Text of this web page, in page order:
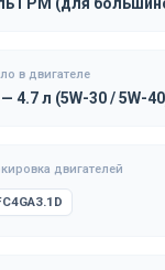
в двигателе
4.7 л (5W-30 / 5W-
двигателей